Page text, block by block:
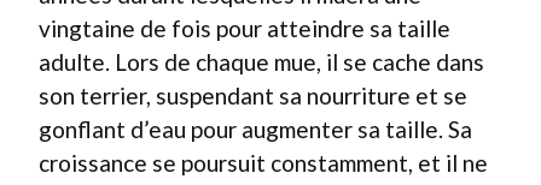
vingtaine de fois pour atteindre sa taille
adulte. Lors de chaque mue, il se cache dans
son terrier, suspendant sa nourriture et se
gonflant d’eau pour augmenter sa taille. Sa
croissance se poursuit constamment, et il ne